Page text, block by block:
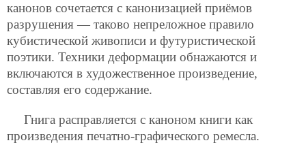
канонов сочетается с канонизацией приёмов
разрушения — таково непреложное правило
кубистической живописи и футуристической
поэтики. Техники деформации обнажаются и
включаются в художественное произведение,
составляя его содержание.
Гнига расправляется с каноном книги как
произведения печатно-графического ремесла.